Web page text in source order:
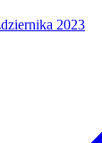
2023